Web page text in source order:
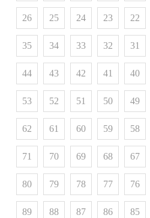
22
23
24
25
26
31
32
33
34
35
40
41
42
43
44
49
50
51
52
53
58
59
60
61
62
67
68
69
70
71
76
77
78
79
80
85
86
87
88
89